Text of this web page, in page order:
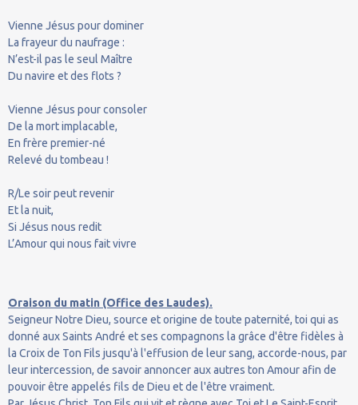
Vienne Jésus pour dominer
La frayeur du naufrage :
N’est-il pas le seul Maître
Du navire et des flots ?
Vienne Jésus pour consoler
De la mort implacable,
En frère premier-né
Relevé du tombeau !
R/Le soir peut revenir
Et la nuit,
Si Jésus nous redit
L’Amour qui nous fait vivre
Oraison du matin (Office des Laudes).
Seigneur Notre Dieu, source et origine de toute paternité, toi qui as
donné aux Saints André et ses compagnons la grâce d'être fidèles à
la Croix de Ton Fils jusqu'à l'effusion de leur sang, accorde-nous, par
leur intercession, de savoir annoncer aux autres ton Amour afin de
pouvoir être appelés fils de Dieu et de l'être vraiment.